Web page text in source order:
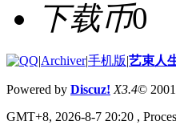
下载币0
|Archiver|手机版|艺束人
Powered by Discuz! X3.4©
GMT+8, 2026-8-7 20:20 ,